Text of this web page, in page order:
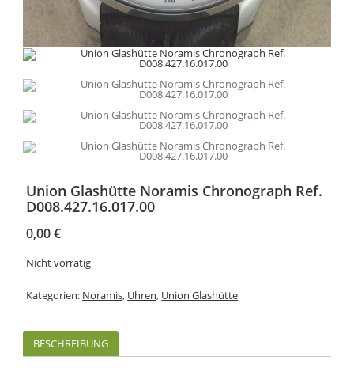
Union Glashütte Noramis Chronograph Ref.
D008.427.16.017.00
0,00€
Nicht vorrätig
Kategorien: Noramis, Uhren, Union Glashütte
BESCHREIBUNG